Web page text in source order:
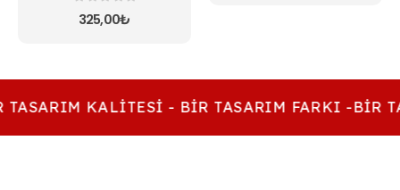
05 üzerinden
325,00₺
TASARIM KALITESI - BIR TASARIM FARKI -BIR